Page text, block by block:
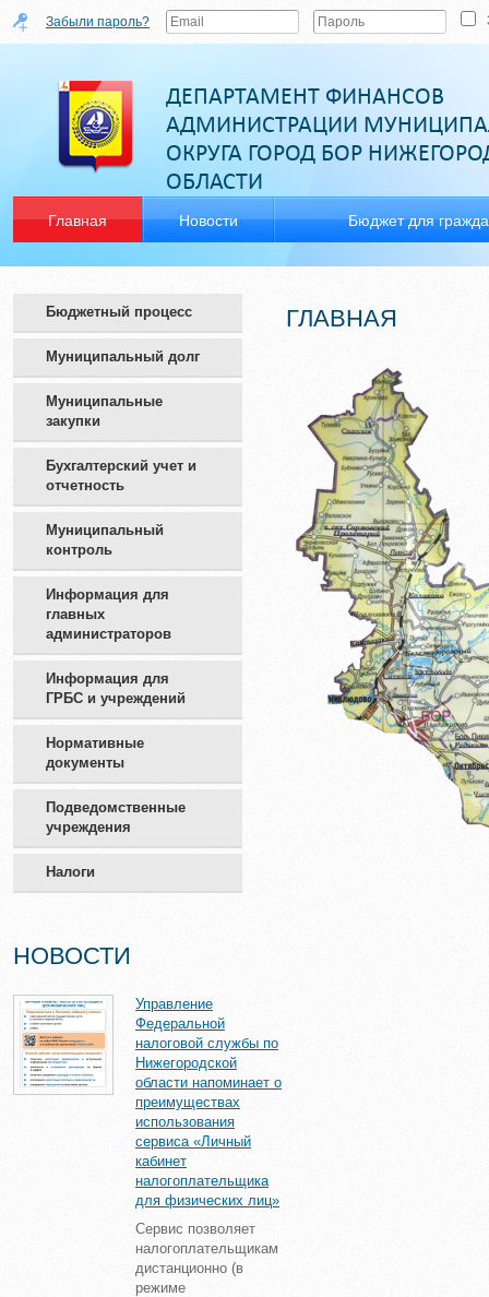
Бюджетный процесс
Муниципальный долг
Муниципальные
закупки
Бухгалтерский учет и
отчетность
Муниципальный
контроль
Информация для
главных
администраторов
Информация для
ГРБС и учреждений
Нормативные
документы
Подведомственные
учреждения
Налоги
НОВОСТИ
Управление
Федеральной
налоговой службы по
Нижегородской
области напоминает о
преимуществах
использования
сервиса «Личный
кабинет
налогоплательщика
для физических лиц»
Сервис позволяет
налогоплательщикам
дистанционно (в
режиме
ГЛАВНАЯ
Забыли пароль?
ДЕПАРТАМЕНТ ФИНАНСОВ
АДМИНИСТРАЦИИ
ОКРУГА ГОРОД БОР
ОБЛАСТИ
Главная Новости Бюджет для